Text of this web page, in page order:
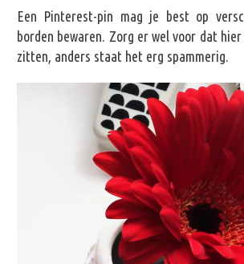
Een Pinterest-pin mag je best op
borden bewaren. Zorg er wel voor dat
zitten, anders staat het erg spammerig.